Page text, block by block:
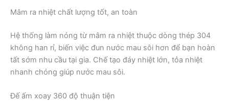
Mâm ra nhiệt chất lượng tốt, an toàn
Hệ thống làm nóng từ mâm ra nhiệt thuộc dòng thép 304
không han rỉ, biến việc đun nước mau sôi hơn để bạn hoàn
tất sớm nhu cầu tại gia. Chế tạo đáy nhiệt lớn, tỏa nhiệt
nhanh chóng giúp nước mau sôi.
Đế ấm xoay 360 độ thuận tiện